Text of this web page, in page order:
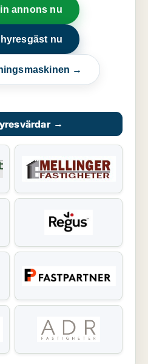
annons nu
nu
→
→